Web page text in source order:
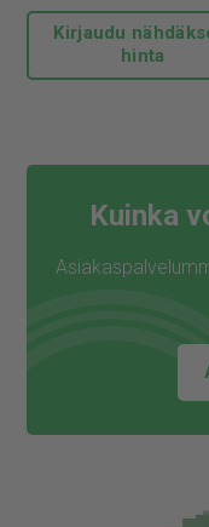
Kirjaudu
hinta
Kuinka